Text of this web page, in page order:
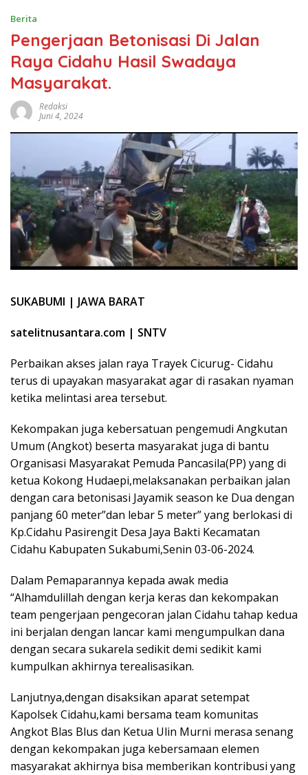
Berita
Pengerjaan Betonisasi Di Jalan
Raya Cidahu Hasil Swadaya
Masyarakat.
Redaksi
Juni 4, 2024
SUKABUMI | JAWA BARAT
satelitnusantara.com | SNTV
Perbaikan akses jalan raya Trayek Cicurug- Cidahu
terus di upayakan masyarakat agar di rasakan nyaman
ketika melintasi area tersebut.
Kekompakan juga kebersatuan pengemudi Angkutan
Umum (Angkot) beserta masyarakat juga di bantu
Organisasi Masyarakat Pemuda Pancasila(PP) yang di
ketua Kokong Hudaepi,melaksanakan perbaikan jalan
dengan cara betonisasi Jayamik season ke Dua dengan
panjang 60 meter”dan lebar 5 meter” yang berlokasi di
Kp.Cidahu Pasirengit Desa Jaya Bakti Kecamatan
Cidahu Kabupaten Sukabumi,Senin 03-06-2024.
Dalam Pemaparannya kepada awak media
“Alhamdulillah dengan kerja keras dan kekompakan
team pengerjaan pengecoran jalan Cidahu tahap kedua
ini berjalan dengan lancar kami mengumpulkan dana
dengan secara sukarela sedikit demi sedikit kami
kumpulkan akhirnya terealisasikan.
Lanjutnya,dengan disaksikan aparat setempat
Kapolsek Cidahu,kami bersama team komunitas
Angkot Blas Blus dan Ketua Ulin Murni merasa senang
dengan kekompakan juga kebersamaan elemen
masyarakat akhirnya bisa memberikan kontribusi yang